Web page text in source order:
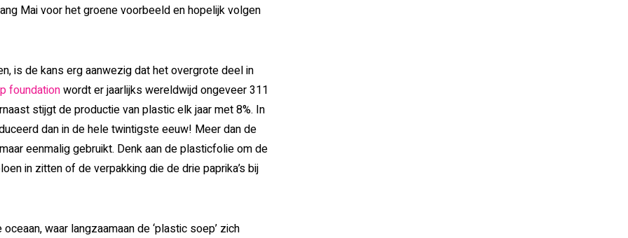
Mai voor het groene voorbeeld en hopelijk volgen
is de kans erg aanwezig dat het overgrote deel in
foundationwordt er jaarlijks wereldwijd ongeveer 311
stijgt de productie van plastic elk jaar met 8%. In
dan in de hele twintigste eeuw! Meer dan de
eenmalig gebruikt. Denk aan de plasticfolie om de
in zitten of de verpakking die de drie paprika’s bij
waar langzaamaan de ‘plastic soep’ zich